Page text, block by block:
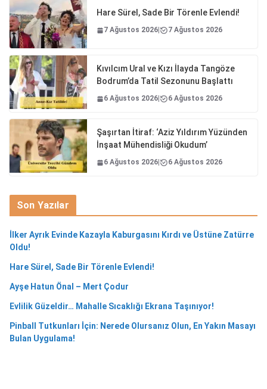
Hare Sürel, Sade Bir Törenle Evlendi!
7 Ağustos 2026 7 Ağustos 2026
Kıvılcım Ural ve Kızı İlayda Tangöze
Bodrum’da Tatil Sezonunu Başlattı
6 Ağustos 2026 6 Ağustos 2026
Şaşırtan İtiraf: ‘Aziz Yıldırım Yüzünden
İnşaat Mühendisliği Okudum’
6 Ağustos 2026 6 Ağustos 2026
Son Yazılar
İlker Ayrık Evinde Kazayla Kaburgasını Kırdı ve Üstüne Zatürre
Oldu!
Hare Sürel, Sade Bir Törenle Evlendi!
Ayşe Hatun Önal – Mert Çodur
Evlilik Güzeldir… Mahalle Sıcaklığı Ekrana Taşınıyor!
Pinball Tutkunları İçin: Nerede Olursanız Olun, En Yakın Masayı
Bulan Uygulama!